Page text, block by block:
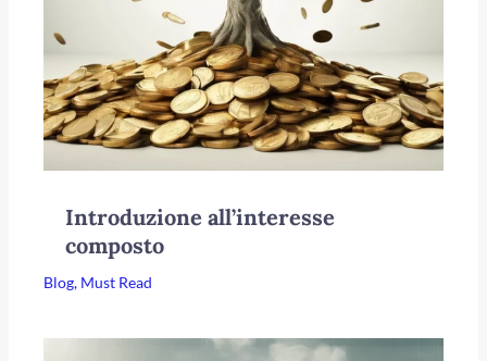
Introduzione all’interesse
composto
Blog, Must Read